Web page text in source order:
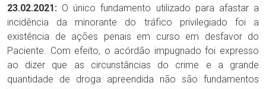
23.02.2021: O único fundamento utilizado para afastar a
incidência da minorante do tráfico privilegiado foi a
existência de ações penais em curso em desfavor do
Paciente. Com efeito, o acórdão impugnado foi expresso
ao dizer que as circunstâncias do crime e a grande
quantidade de droga apreendida não são fundamentos